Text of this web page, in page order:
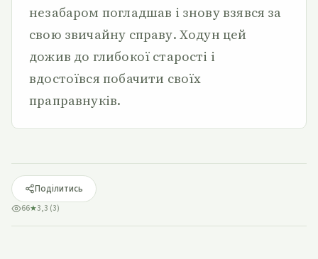
незабаром погладшав і знову взявся за
свою звичайну справу. Ходун цей
дожив до глибокої старості і
вдостоївся побачити своїх
праправнуків.
Поділитись
66★3,3 (3)